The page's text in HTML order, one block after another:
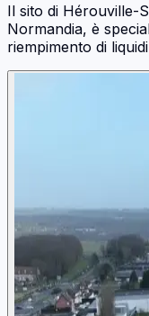
Il sito di Hérouville-
Normandia, è
riempimento di